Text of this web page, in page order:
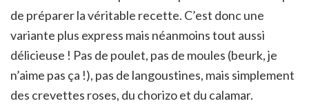
de préparer la véritable recette. C’est donc une
variante plus express mais néanmoins tout aussi
délicieuse ! Pas de poulet, pas de moules (beurk, je
n’aime pas ça !), pas de langoustines, mais simplement
des crevettes roses, du chorizo et du calamar.